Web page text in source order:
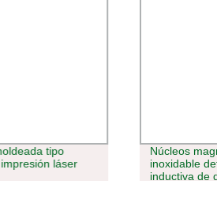
tipo
láser
Núcleos
inoxidable
inductiva de